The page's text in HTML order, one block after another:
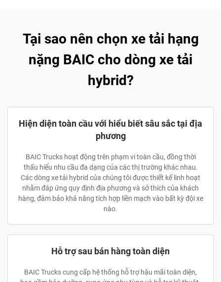
Tại sao nên chọn xe tải hạng
nặng BAIC cho dòng xe tải
hybrid?
Hiện diện toàn cầu với hiểu biết sâu sắc tại địa
phương
BAIC Trucks hoạt động trên phạm vi toàn cầu, đồng thời
thấu hiểu nhu cầu đa dạng của các thị trường khác nhau.
Các dòng xe tải hybrid của chúng tôi được thiết kế linh hoạt
nhằm đáp ứng quy định địa phương và sở thích của khách
hàng, đảm bảo khả năng tích hợp liền mạch vào bất kỳ đội xe
nào.
Hỗ trợ sau bán hàng toàn diện
BAIC Trucks cung cấp hệ thống hỗ trợ hậu mãi toàn diện,